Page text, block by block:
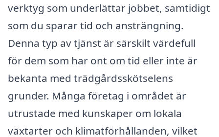
verktyg som underlättar jobbet, samtidigt
som du sparar tid och ansträngning.
Denna typ av tjänst är särskilt värdefull
för dem som har ont om tid eller inte är
bekanta med trädgårdsskötselens
grunder. Många företag i området är
utrustade med kunskaper om lokala
växtarter och klimatförhållanden, vilket